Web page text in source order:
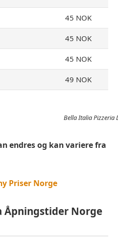
45 NOK
45 NOK
45 NOK
49 NOK
Bella Italia Pizzeria
endres og kan variere fra
Priser Norge
Åpningstider Norge